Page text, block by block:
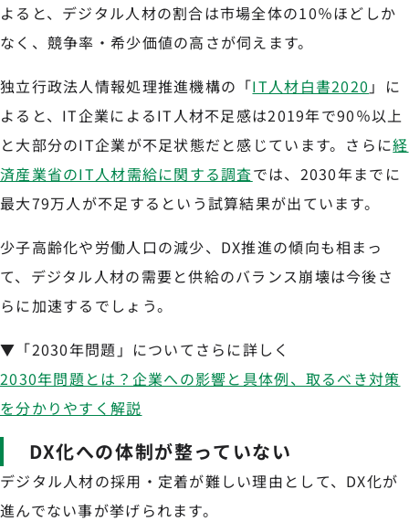
よると、デジタル人材の割合は市場全体の10％ほどしか
なく、競争率・希少価値の高さが伺えます。
独立行政法人情報処理推進機構の「IT人材白書2020 」に
よると、IT企業によるIT人材不足感は2019年で90％以上
と大部分のIT企業が不足状態だと感じています。さらに経
済産業省のIT人材需給に関する調査では、2030年までに
最大79万人が不足するという試算結果が出ています。
少子高齢化や労働人口の減少、DX推進の傾向も相まっ
て、デジタル人材の需要と供給のバランス崩壊は今後さ
らに加速するでしょう。
▼「2030年問題」についてさらに詳しく
2030年問題とは？企業への影響と具体例、取るべき対策
を分かりやすく解説
DX化への体制が整っていない
デジタル人材の採用・定着が難しい理由として、DX化が
進んでない事が挙げられます。